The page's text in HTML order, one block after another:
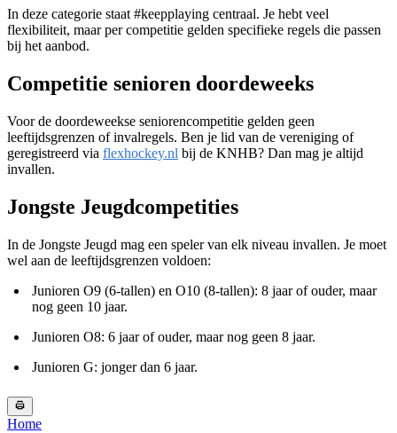
In deze categorie staat #keepplaying centraal. Je hebt veel
flexibiliteit, maar per competitie gelden specifieke regels die passen
bij het aanbod.
Competitie senioren doordeweeks
Voor de doordeweekse seniorencompetitie gelden geen
leeftijdsgrenzen of invalregels. Ben je lid van de vereniging of
geregistreerd via flexhockey.nl bij de KNHB? Dan mag je altijd
invallen.
Jongste Jeugdcompetities
In de Jongste Jeugd mag een speler van elk niveau invallen. Je moet
wel aan de leeftijdsgrenzen voldoen:
Junioren O9 (6-tallen) en O10 (8-tallen): 8 jaar of ouder, maar
nog geen 10 jaar.
Junioren O8: 6 jaar of ouder, maar nog geen 8 jaar.
Junioren G: jonger dan 6 jaar.
Home